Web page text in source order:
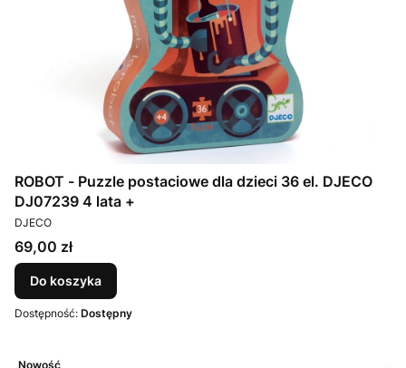
ROBOT - Puzzle postaciowe dla dzieci 36 el. DJECO
DJ07239 4 lata +
PRODUCENT
DJECO
Cena
69,00 zł
Do koszyka
Dostępność: Dostępny
Nowość